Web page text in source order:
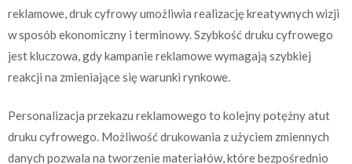
reklamowe, druk cyfrowy umożliwia realizację kreatywnych wizji
w sposób ekonomiczny i terminowy. Szybkość druku cyfrowego
jest kluczowa, gdy kampanie reklamowe wymagają szybkiej
reakcji na zmieniające się warunki rynkowe.
Personalizacja przekazu reklamowego to kolejny potężny atut
druku cyfrowego. Możliwość drukowania z użyciem zmiennych
danych pozwala na tworzenie materiałów, które bezpośrednio